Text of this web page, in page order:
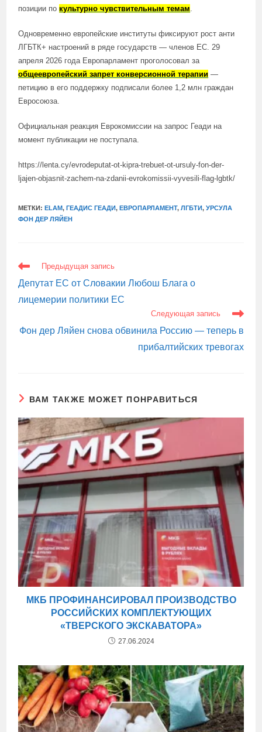
позиции покультурно чувствительным темам.
Одновременно европейские институты фиксируют рост анти
ЛГБТК+ настроений в ряде государств — членов ЕС. 29
апреля 2026 года Европарламент проголосовал за
общеевропейский запрет конверсионной терапии —
петицию в его поддержку подписали более 1,2 млн граждан
Евросоюза.
Официальная реакция Еврокомиссии на запрос Геади на
момент публикации не поступала.
https://lenta.cy/evrodeputat-ot-kipra-trebuet-ot-ursuly-fon-der-
ljajen-objasnit-zachem-na-zdanii-evrokomissii-vyvesili-flag-lgbtk/
МЕТКИ:ELAM, ГЕАДИС ГЕАДИ, ЕВРОПАРЛАМЕНТ, ЛГБТИ, УРСУЛА
ФОН ДЕР ЛЯЙЕН
ЕЩЕ
СТАТЬИ
Предыдущая запись
Депутат ЕС от Словакии Любош Блага о
лицемерии политики ЕС
Следующая запись
Фон дер Ляйен снова обвинила Россию — теперь в
прибалтийских тревогах
ВАМ ТАКЖЕ МОЖЕТ ПОНРАВИТЬСЯ
МКБ ПРОФИНАНСИРОВАЛ ПРОИЗВОДСТВО
РОССИЙСКИХ КОМПЛЕКТУЮЩИХ
«ТВЕРСКОГО ЭКСКАВАТОРА»
27.06.2024